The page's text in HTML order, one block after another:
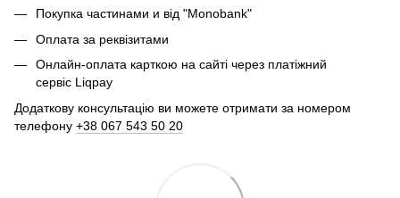
Покупка частинами и від "Monobank"
Оплата за реквізитами
Онлайн-оплата карткою на сайті через платіжний
сервіс Liqpay
Додаткову консультацію ви можете отримати за номером
телефону +38 067 543 50 20